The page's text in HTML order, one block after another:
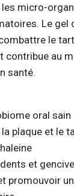
micro-
Le gel
le
contribue au
santé.
oral sain
plaque et le
et
promouvoir